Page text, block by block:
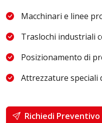
Macchinari e linee
Traslochi industriali
Posizionamento di
Attrezzature speciali
Richiedi Preventivo